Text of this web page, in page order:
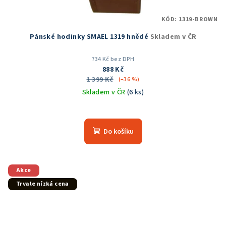
Pánské hodinky SMAEL 1319 hnědé Skladem v ČR
734 Kč bez DPH
888 Kč
1 399 Kč
(–36 %)
Skladem v ČR (6 ks)
hodnocení
produktu
Do košíku
KÓD: 1319-BROWN
Akce
Trvale nízká cena